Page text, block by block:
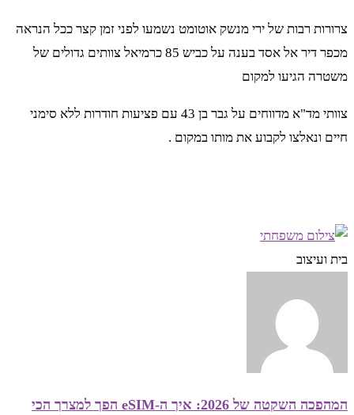
צרורות רבות של ירי מנשק אוטומט נשמעו לפני זמן קצר ככל הנראה
מכפר דיר אל אסד בענה על כביש 85 כרמיאל צוותים גדולים של
משטרה הגיעו למקום
צוותי מד"א מדווחים על גבר בן 43 עם פציעות חודרות ללא סימני
חיים ונאלצו לקבוע את מותו במקום .
בית ועיצוב
המהפכה השקטה של 2026: איך ה-eSIM הפך למצרך הכי